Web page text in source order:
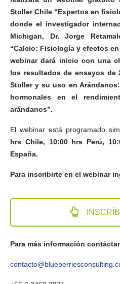
Stoller Chile “Expertos en
donde el investigador
Michigan, Dr. Jorge
“Calcio: Fisiología y efectos
webinar dará inicio con una
los resultados de ensayos de
Stoller y su uso en
hormonales en el
arándanos”.
El webinar está programado
hrs Chile, 10:00 hrs Perú,
España.
Para inscribirte en el webinar
Para más información